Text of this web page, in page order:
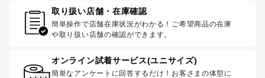
取り扱い店舗・在庫確認
簡単操作で店舗在庫状況がわかる！ご希望商品の在庫
や取り扱い店舗の確認ができます。
オンライン試着サービス(ユニサイズ)
簡単なアンケートに回答するだけ！お客さまの体型に